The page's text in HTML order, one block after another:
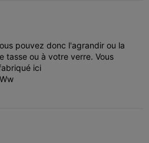
pouvez donc l'agrandir ou la
tasse ou à votre verre. Vous
ici